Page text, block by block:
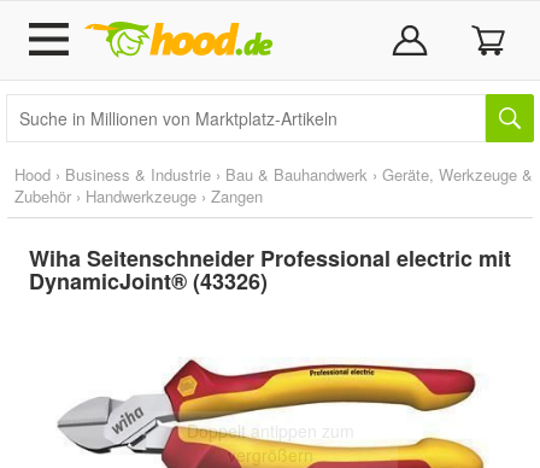
Hood › Business & Industrie › Bau & Bauhandwerk › Geräte, Werkzeuge &
Zubehör › Handwerkzeuge › Zangen
Wiha Seitenschneider Professional electric mit
DynamicJoint® (43326)
Doppelt antippen zum
vergrößern